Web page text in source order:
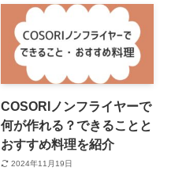
COSORIノンフライヤーで
何が作れる？できることと
おすすめ料理を紹介
2024年11月19日